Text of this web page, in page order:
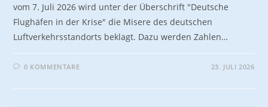
vom 7. Juli 2026 wird unter der Überschrift "Deutsche
Flughäfen in der Krise" die Misere des deutschen
Luftverkehrsstandorts beklagt. Dazu werden Zahlen…
0 KOMMENTARE 23. JULI 2026